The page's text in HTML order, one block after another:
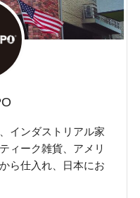
インダストリアル家
ィーク雑貨、アメリ
ら仕入れ、日本にお